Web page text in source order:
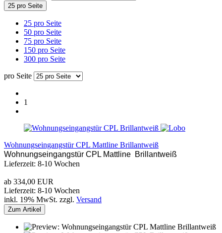
25 pro Seite
25 pro Seite
50 pro Seite
75 pro Seite
150 pro Seite
300 pro Seite
pro Seite
1
Wohnungseingangstür CPL Mattline Brillantweiß
Wohnungseingangstür CPL Mattline Brillantweiß
Lieferzeit: 8-10 Wochen
ab 334,00 EUR
Lieferzeit: 8-10 Wochen
inkl. 19% MwSt. zzgl. Versand
Zum Artikel